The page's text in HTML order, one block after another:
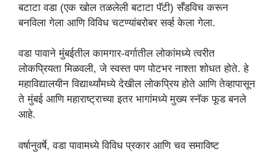
बटाटा वडा (एक खोल तळलेली बटाटा पॅटी) सँडविच करून
बनविला गेला आणि विविध चटण्यांबरोबर सर्व्ह केला गेला.
वडा पावाने मुंबईतील कामगार-वर्गातील लोकांमध्ये त्वरीत
लोकप्रियता मिळवली, जे स्वस्त पण पोटभर नाश्ता शोधत होते. हे
महाविद्यालयीन विद्यार्थ्यांमध्ये देखील लोकप्रिय होते आणि तेव्हापासून
ते मुंबई आणि महाराष्ट्राच्या इतर भागांमध्ये मुख्य स्नॅक फूड बनले
आहे.
वर्षानुवर्षे, वडा पावामध्ये विविध प्रकार आणि चव समाविष्ट